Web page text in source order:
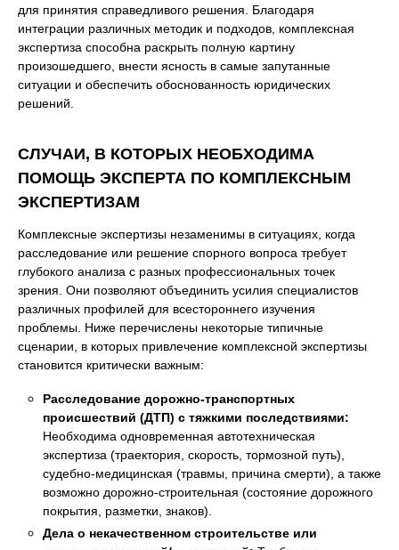
для принятия справедливого решения. Благодаря
интеграции различных методик и подходов, комплексная
экспертиза способна раскрыть полную картину
произошедшего, внести ясность в самые запутанные
ситуации и обеспечить обоснованность юридических
решений.
СЛУЧАИ, В КОТОРЫХ НЕОБХОДИМА
ПОМОЩЬ ЭКСПЕРТА ПО КОМПЛЕКСНЫМ
ЭКСПЕРТИЗАМ
Комплексные экспертизы незаменимы в ситуациях, когда
расследование или решение спорного вопроса требует
глубокого анализа с разных профессиональных точек
зрения. Они позволяют объединить усилия специалистов
различных профилей для всестороннего изучения
проблемы. Ниже перечислены некоторые типичные
сценарии, в которых привлечение комплексной экспертизы
становится критически важным:
Расследование дорожно-транспортных
происшествий (ДТП) с тяжкими последствиями:
Необходима одновременная автотехническая
экспертиза (траектория, скорость, тормозной путь),
судебно-медицинская (травмы, причина смерти), а также
возможно дорожно-строительная (состояние дорожного
покрытия, разметки, знаков).
Дела о некачественном строительстве или